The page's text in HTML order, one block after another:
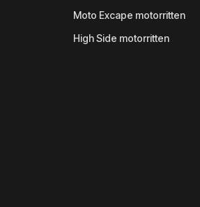
Moto Excape motorritten
High Side motorritten